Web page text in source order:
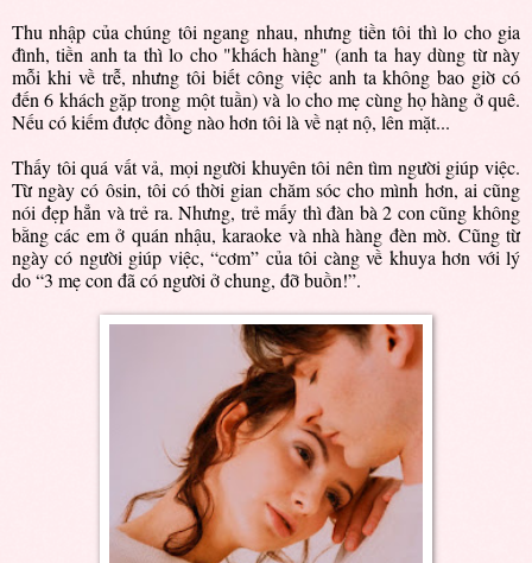
Thu nhập của chúng tôi ngang nhau, nhưng tiền tôi thì lo cho gia
đình, tiền anh ta thì lo cho "khách hàng" (anh ta hay dùng từ này
mỗi khi về trễ, nhưng tôi biết công việc anh ta không bao giờ có
đến 6 khách gặp trong một tuần) và lo cho mẹ cùng họ hàng ở quê.
Nếu có kiếm được đồng nào hơn tôi là về nạt nộ, lên mặt...
Thấy tôi quá vất vả, mọi người khuyên tôi nên tìm người giúp việc.
Từ ngày có ôsin, tôi có thời gian chăm sóc cho mình hơn, ai cũng
nói đẹp hẳn và trẻ ra. Nhưng, trẻ mấy thì đàn bà 2 con cũng không
bằng các em ở quán nhậu, karaoke và nhà hàng đèn mờ. Cũng từ
ngày có người giúp việc, “cơm” của tôi càng về khuya hơn với lý
do “3 mẹ con đã có người ở chung, đỡ buồn!”.